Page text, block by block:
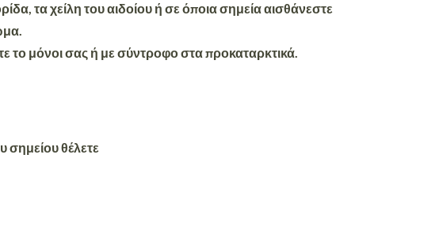
τα χείλη του αιδοίου ή σε όποια σημεία αισθάνεστε
το μόνοι σας ή με σύντροφο στα προκαταρκτικά.
σημείου θέλετε